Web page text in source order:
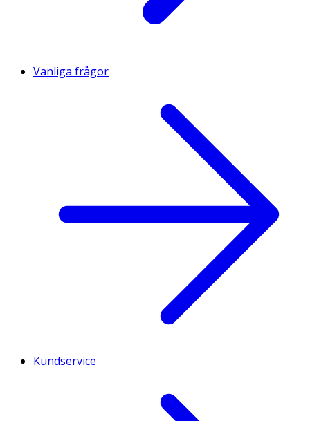
Vanliga frågor
Kundservice